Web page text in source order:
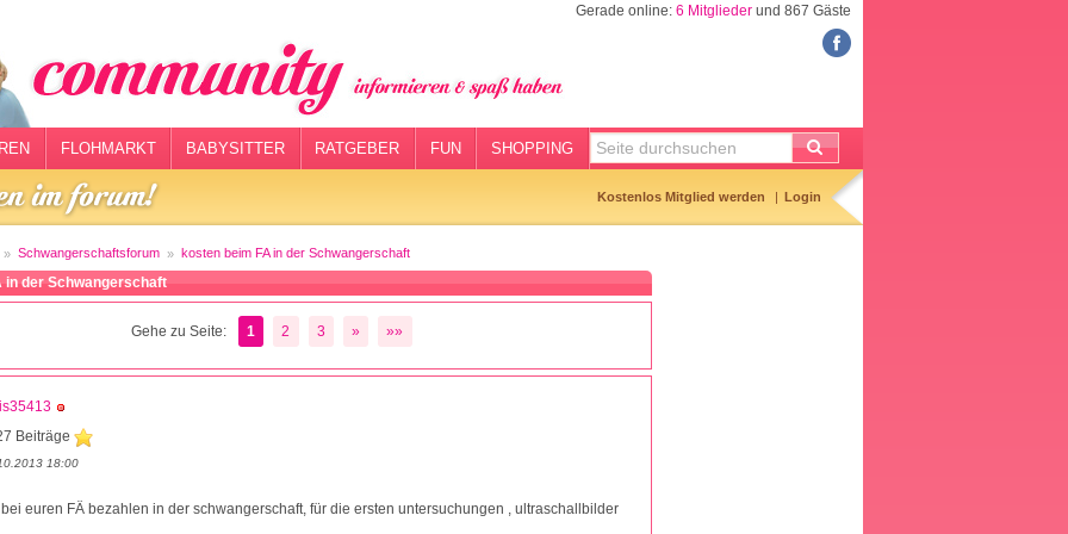
Gerade online: 6 Mitglieder und 867 Gäste
FLOHMARKT BABYSITTER RATGEBER FUN SHOPPING
Kostenlos Mitglied werden Login
Schwangerschaftsforum kosten beim FA in der Schwangerschaft
in der Schwangerschaft
Gehe zu Seite: 1 2 3 » »»
Beiträge
18:00
euren FÄ bezahlen in der schwangerschaft, für die ersten untersuchungen , ultraschallbilder